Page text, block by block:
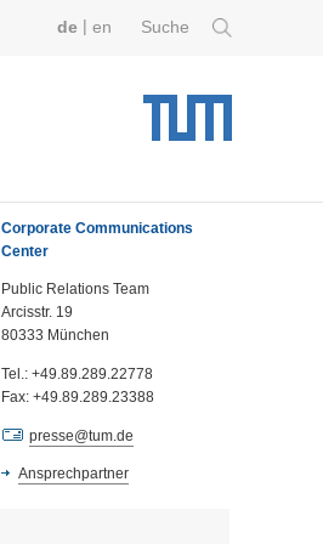
Suche
de en
Corporate Communications
Center
Public Relations Team
Arcisstr. 19
80333 München
Tel.: +49.89.289.22778
Fax: +49.89.289.23388
presse@tum.de
Ansprechpartner